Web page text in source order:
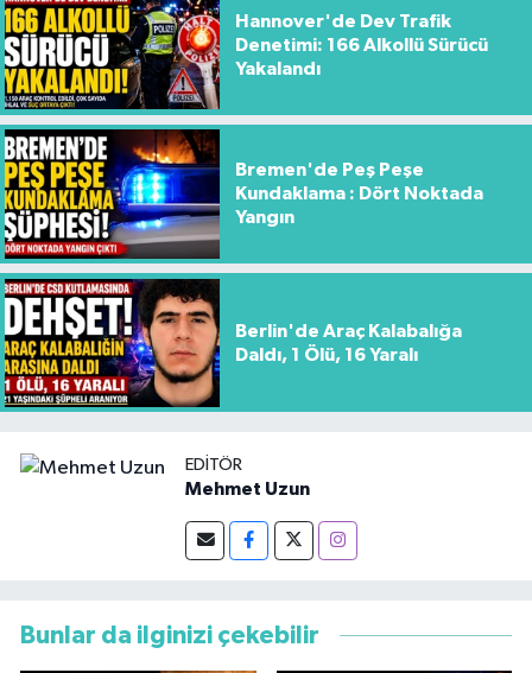
Hannover'de Dev Trafik
Denetimi: 166 Alkollü Sürücü
Yakalandı
Bremen'de Peş Peşe
Kundaklama : Dört Noktada
Yangın
Berlin'de Araç Kalabalığa
Daldı, 1 Ölü, 16 Yaralı
EDITÖR
Mehmet Uzun
Bunlar da ilginizi çekebilir